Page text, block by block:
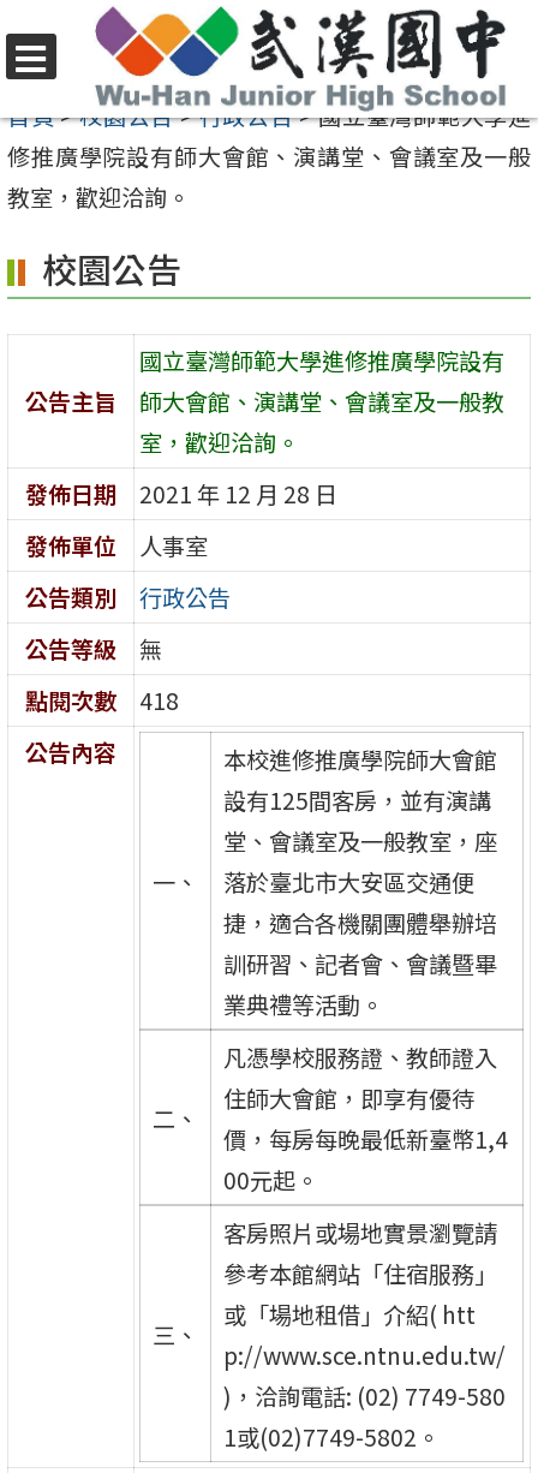
至
要
內
區
選
單
首頁>校園公告>行政公告>國立臺灣師範大學進
修推廣學院設有師大會館、演講堂、會議室及一般
教室，歡迎洽詢。
校園公告
公告主旨
國立臺灣師範大學進修推廣學院設有
師大會館、演講堂、會議室及一般教
室，歡迎洽詢。
發佈日期
2021 年 12 月 28 日
發佈單位
人事室
公告類別
行政公告
公告等級
無
點閱次數
418
公告內容
一、
本校進修推廣學院師大會館
設有125間客房，並有演講
堂、會議室及一般教室，座
落於臺北市大安區交通便
捷，適合各機關團體舉辦培
訓研習、記者會、會議暨畢
業典禮等活動。
二、
凡憑學校服務證、教師證入
住師大會館，即享有優待
價，每房每晚最低新臺幣1,4
00元起。
三、
客房照片或場地實景瀏覽請
參考本館網站「住宿服務」
或「場地租借」介紹( htt
p://www.sce.ntnu.edu.tw/
)，洽詢電話: (02) 7749-580
1或(02)7749-5802。